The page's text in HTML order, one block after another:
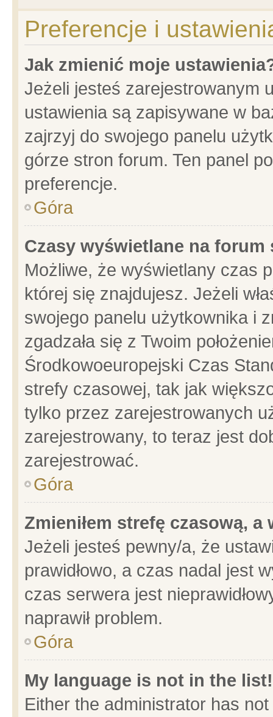
Preferencje i
Jak zmienić moje
Jeżeli jesteś zarejestrowanym
ustawienia są zapisywane w
zajrzyj do swojego panelu
górze stron forum. Ten panel
preferencje.
Góra
Czasy wyświetlane na forum
Możliwe, że wyświetlany czas
której się znajdujesz. Jeżeli
swojego panelu użytkownika i
zgadzała się z Twoim
Środkowoeuropejski Czas
strefy czasowej, tak jak
tylko przez zarejestrowanych
zarejestrowany, to teraz jest
zarejestrować.
Góra
Zmieniłem strefę czasową,
Jeżeli jesteś pewny/a, że
prawidłowo, a czas nadal jest
czas serwera jest
naprawił problem.
Góra
My language is not in the list!
Either the administrator has